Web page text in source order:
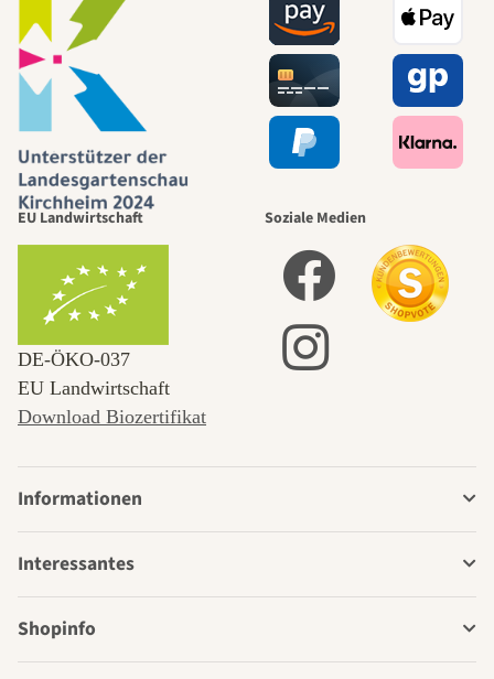
EU Landwirtschaft
DE‑ÖKO‑037
EU Landwirtschaft
Download Biozertifikat
Soziale Medien
Informationen
Interessantes
Shopinfo